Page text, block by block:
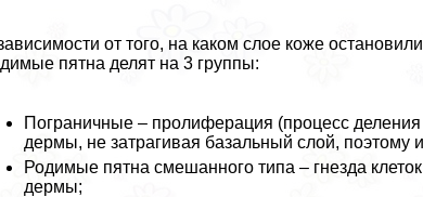
от того, на каком слое коже
пятна делят на 3 группы:
Пограничные – пролиферация (процесс
дермы, не затрагивая базальный слой, поэтому
Родимые пятна смешанного типа – гнезда
дермы;